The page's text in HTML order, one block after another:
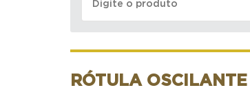
RÓTULA OSCILANTE